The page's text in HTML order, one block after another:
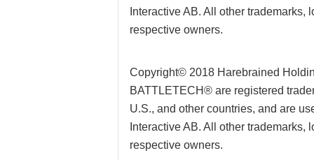
Interactive AB. All other
respective owners.
Copyright© 2018 Harebrained
BATTLETECH® are registered
U.S., and other countries, and are
Interactive AB. All other
respective owners.